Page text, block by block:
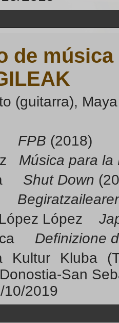
de
(guitarra),
FPB (2018)
Música para la
Shut Down
López
Definizione
Kultur Kluba
San
10/2019